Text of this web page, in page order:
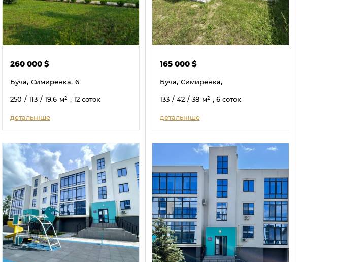
260 000 $
Буча, Симиренка, 6
250 / 113 / 19.6 м² , 12 соток
детальніше
165 000 $
Буча, Симиренка,
133 / 42 / 38 м² , 6 соток
детальніше